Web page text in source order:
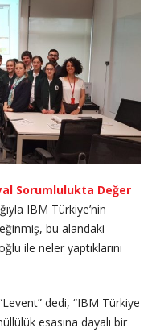
Sorumlulukta Değer
IBM Türkiye’nin
bu alandaki
ile neler yaptıklarını
dedi, “IBM Türkiye
esasına dayalı bir